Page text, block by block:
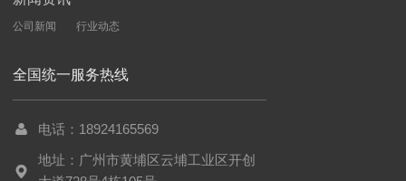
公司新闻 行业动态
全国统一服务热线
电话：18924165569
地址：广州市黄埔区云埔工业区开创